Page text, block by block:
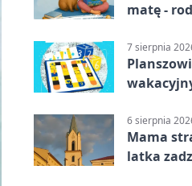
matę -
7 sierpnia
6 sierpnia
Mama
latka